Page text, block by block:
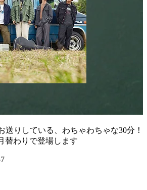
送りしている、わちゃわちゃな30分！
替わりで登場します